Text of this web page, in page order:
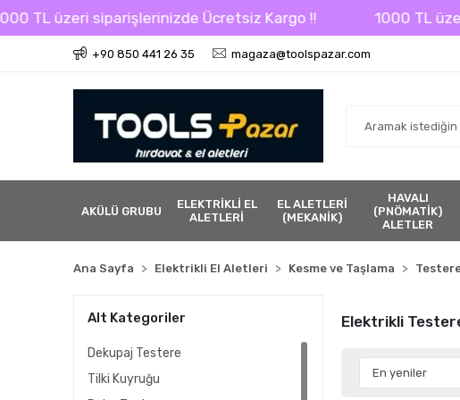
TL üzeri siparişlerinizde Ücretsiz Kargo !! 1000 TL üzeri
+90 850 441 26 35 magaza@toolspazar.com
AKÜLÜ GRUBU
ELEKTRİKLİ EL
ALETLERİ
EL ALETLERİ
(MEKANİK)
HAVALI
(PNÖMATİK)
ALETLER
Ana Sayfa Elektrikli El Aletleri Kesme ve Taşlama
Alt Kategoriler
Dekupaj Testere
Tilki Kuyruğu
Elektrikli